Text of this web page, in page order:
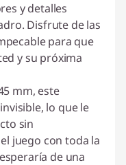
y detalles
Disfrute de las
para que
y su próxima
mm, este
lo que le
sin
juego con toda la
de una